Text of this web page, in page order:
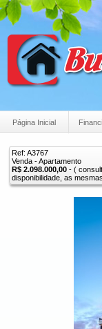
Página Inicial
Ref: A3767
Venda - Apartamento
R$ 2.098.000,00 - (
disponibilidade, as